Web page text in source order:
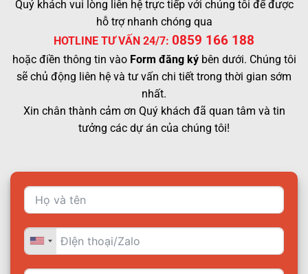
Quý khách vui lòng liên hệ trực tiếp với chúng tôi để được
hỗ trợ nhanh chóng qua
HOTLINE TƯ VẤN 24/7: 0859 166 188
hoặc điền thông tin vào Form đăng kýbên dưới. Chúng tôi
sẽ chủ động liên hệ và tư vấn chi tiết trong thời gian sớm
nhất.
Xin chân thành cảm ơn Quý khách đã quan tâm và tin
tưởng các dự án của chúng tôi!